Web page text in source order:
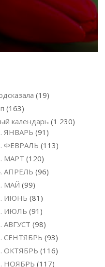
(19)
(163)
календарь (1 230)
ЯНВАРЬ (91)
ФЕВРАЛЬ (113)
МАРТ (120)
АПРЕЛЬ (96)
МАЙ (99)
ИЮНЬ (81)
ИЮЛЬ (91)
АВГУСТ (98)
СЕНТЯБРЬ (93)
ОКТЯБРЬ (116)
НОЯБРЬ (117)